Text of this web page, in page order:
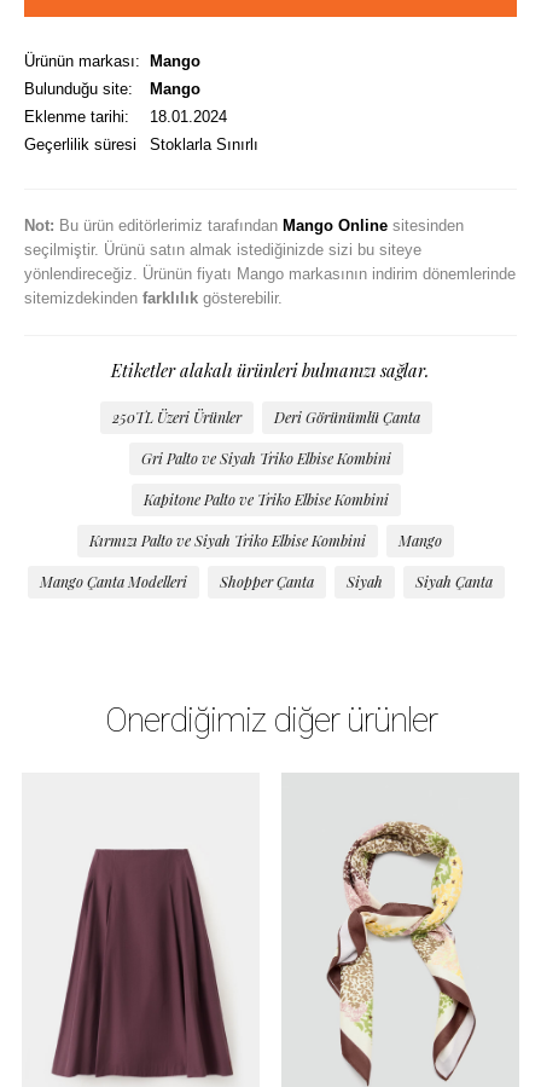
Ürünün markası:
Mango
Bulunduğu site:
Mango
Eklenme tarihi:
18.01.2024
Geçerlilik süresi
Stoklarla Sınırlı
Not: Bu ürün editörlerimiz tarafından Mango Onlinesitesinden
seçilmiştir. Ürünü satın almak istediğinizde sizi bu siteye
yönlendireceğiz. Ürünün fiyatı Mango markasının indirim dönemlerinde
sitemizdekinden farklılıkgösterebilir.
Etiketler alakalı ürünleri bulmanızı sağlar.
250TL Üzeri Ürünler Deri Görünümlü Çanta
Gri Palto ve Siyah Triko Elbise Kombini
Kapitone Palto ve Triko Elbise Kombini
Kırmızı Palto ve Siyah Triko Elbise Kombini Mango
Mango Çanta Modelleri Shopper Çanta Siyah Siyah Çanta
Önerdiğimiz diğer ürünler